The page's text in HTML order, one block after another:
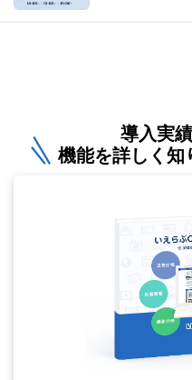
導入実
機能を詳しく知